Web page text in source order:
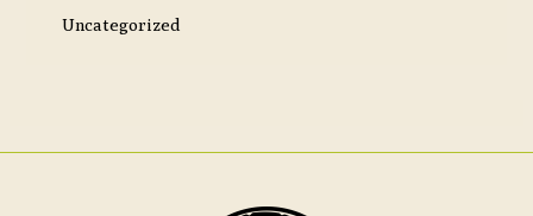
Uncategorized